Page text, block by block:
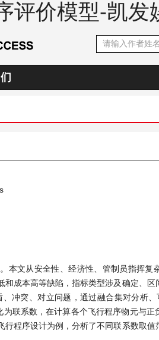
评价模型-凯发
本文从安全性、经济性、管制员指挥复
成本高等缺陷，指标类型涉及确定、区
冲突、对立问题，通过融合集对分析
联系数，在计算各个飞行程序物元与正
程序设计为例，分析了不同联系数取值